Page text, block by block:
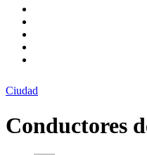
Ciudad
Conductores